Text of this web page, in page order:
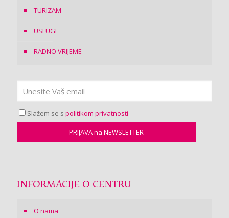
TURIZAM
USLUGE
RADNO VRIJEME
Slažem se s politikom privatnosti
INFORMACIJE O CENTRU
O nama